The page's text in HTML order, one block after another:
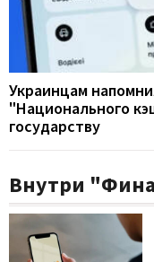
Украинцам
"Национального
государству
Внутри